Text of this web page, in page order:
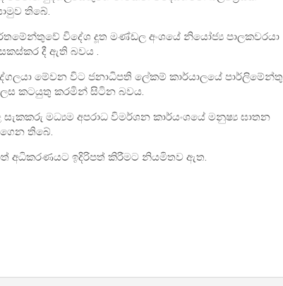
තිබේ.
විදේශ දූත මණ්ඩල අංශයේ නියෝජ්‍ය පාලකවරයා
දී ඇති බවය .
මේවන විට ජනාධිපති ලේකම් කාර්යාලයේ පාර්ලිමේන්තු
කටයුතු කරමින් සිටින බවය.
සැකකරු මධ්‍යම අපරාධ විමර්ශන කාර්යංශයේ මනුෂ්‍ය ඝාතන
ගෙන තිබේ.
අධිකරණයට ඉදිරිපත් කිරීමට නියමිතව ඇත.